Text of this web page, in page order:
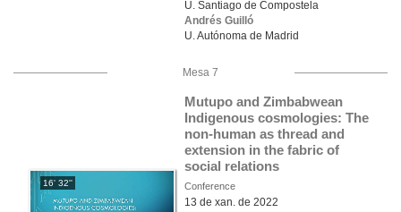
U. Santiago de Compostela
Andrés Guilló
U. Autónoma de Madrid
Mesa 7
16' 32''
Mutupo and Zimbabwean
Indigenous cosmologies: The
non-human as thread and
extension in the fabric of
social relations
Conference
13 de xan. de 2022